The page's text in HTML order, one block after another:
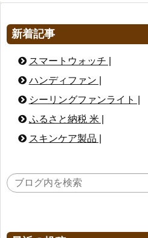
新着記事
スマートウォッチ |
ハンディファン |
シーリングファンライト |
ふるさと納税 米 |
スキンケア製品 |